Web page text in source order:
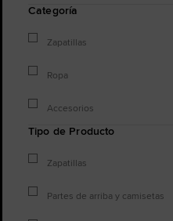
Categoría
Zapatillas
Ropa
Accesorios
Tipo de Producto
Zapatillas
Partes de arriba y camisetas